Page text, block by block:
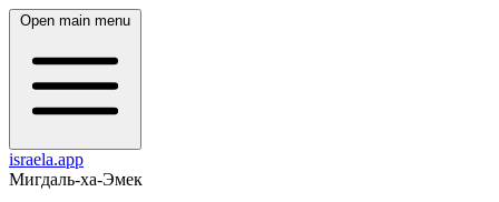
Open main menu
israela.app
Мигдаль-ха-Эмек